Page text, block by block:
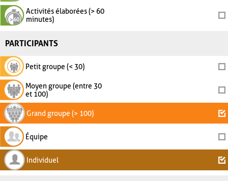
Activités élaborées (> 60
minutes)
PARTICIPANTS
Petit groupe (< 30)
Moyen groupe (entre 30
et 100)
Grand groupe (> 100)
Équipe
Individuel